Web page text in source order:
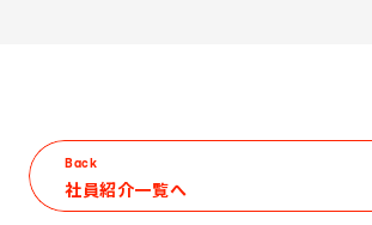
Back
社員紹介一覧へ